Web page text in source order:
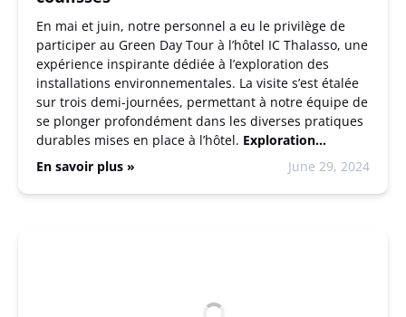
En mai et juin, notre personnel a eu le privilège de
participer au Green Day Tour à l’hôtel IC Thalasso, une
expérience inspirante dédiée à l’exploration des
installations environnementales. La visite s’est étalée
sur trois demi-journées, permettant à notre équipe de
se plonger profondément dans les diverses pratiques
durables mises en place à l’hôtel. Exploration…
En savoir plus »
June 29, 2024